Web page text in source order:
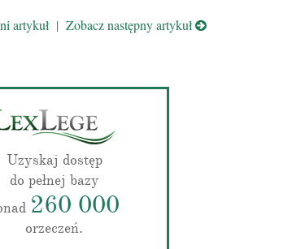
artykuł| Zobacz następny artykuł
Uzyskaj dostęp
do pełnej bazy
260 000
orzeczeń.